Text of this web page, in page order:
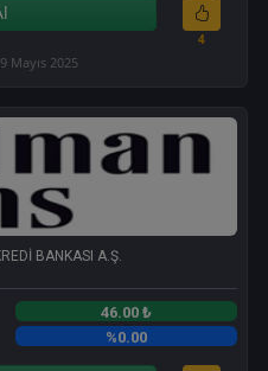
4
Mayıs 2025
BANKASI A.Ş.
46.00 ₺
%0.00